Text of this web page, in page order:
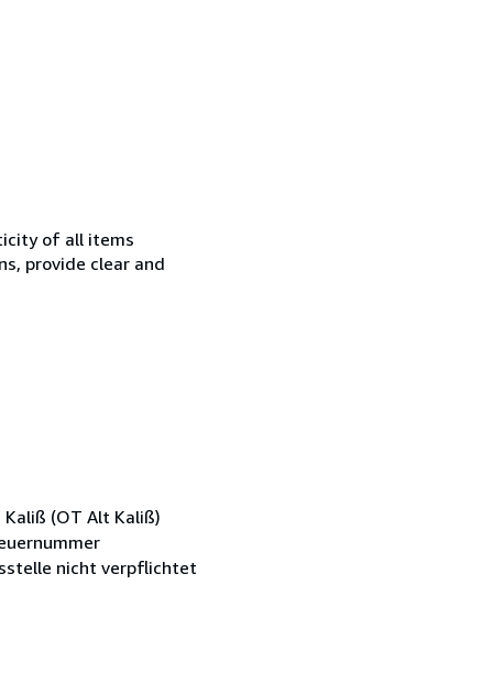
of all items
provide clear and
(OT Alt Kaliß)
nicht verpflichtet